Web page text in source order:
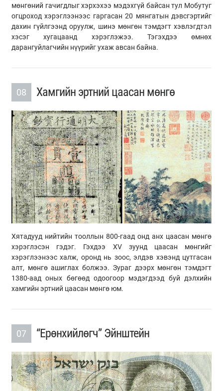
мөнгөний гачигдлыг хэрхэхээ мэдэхгүй байсан тул Мобутуг
огцроход хэрэглээнээс гаргасан 20 мянгатын дэвсгэртийг
дахин гүйлгээнд оруулж, шинэ мөнгөн тэмдэгт хэвлэгдтэл
хэсэг хугацаанд хэрэглэжээ. Тэгэхдээ өмнөх
дарангуйлагчийн нүүрийг ухаж авсан байна.
08 Хамгийн эртний цаасан мөнгө
Хятадууд нийтийн тооллын 800-гаад онд анх цаасан мөнгө
хэрэглэсэн гэдэг. Гэхдээ XV зуунд цаасан мөнгийг
хэрэглээнээс халж, оронд нь зоос, элдэв хэвэнд цутгасан
алт, мөнгө ашиглах болжээ. Зураг дээрх мөнгөн тэмдэгт
1380-аад оных бөгөөд одоогоор мэдэгдээд буй дэлхийн
хамгийн эртний цаасан мөнгө юм.
07 “Ерөнхийлөгч” Эйнштейн